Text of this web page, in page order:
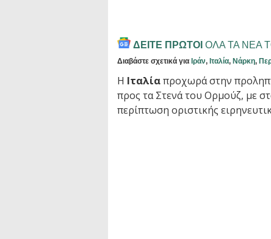
ΔΕΙΤΕ ΠΡΩΤΟΙ ΟΛΑ ΤΑ ΝΕΑ
Διαβάστε σχετικά για Ιράν, Ιταλία, Νάρκη,
Η Ιταλίαπροχωρά στην
προς τα Στενά του Ορμούζ, με
περίπτωση οριστικής